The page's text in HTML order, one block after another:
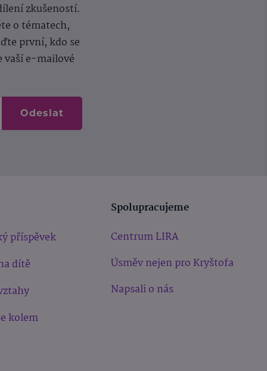
zkušeností.
o tématech,
první, kdo se
vaší e-mailové
Odeslat
příspěvek
dítě
kolem
Spolupracujeme
Centrum LIRA
Úsměv nejen pro Kryštofa
Napsali o nás